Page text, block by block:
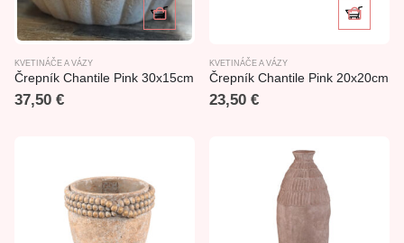
KVETINÁČE A VÁZY
Črepník Chantile Pink 30x15cm
37,50 €
KVETINÁČE A VÁZY
Črepník Chantile Pink 20x20cm
23,50 €